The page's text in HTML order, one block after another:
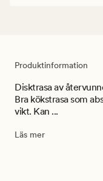
Produktinformation
Disktrasa av
Bra kökstrasa som
vikt. Kan ...
Läs mer